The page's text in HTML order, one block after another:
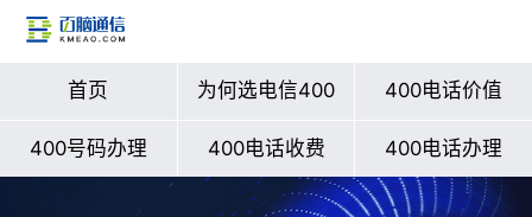
首页 为何选电信400 400电话价值
400号码办理 400电话收费 400电话办理